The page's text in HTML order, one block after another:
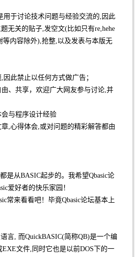
用于讨论技术问题与经验交流的,因此
无关的贴子,发空文(比如只有re,hehe
等内容除外),抢整,以及发表与本版无
此禁止以任何方式做广告；
、共享，欢迎广大网友参与讨论,并
与程序设计经验
,心得体会,或对问题的精彩解答都由
是从BASIC起步的。我希望Qbasic论
爱好者的快乐家园！
常来看看吧！毕竟Qbasic论坛基本上
言, 而QuickBASIC(简称QB)是一个编
文件,同时它也是以前DOS下的一